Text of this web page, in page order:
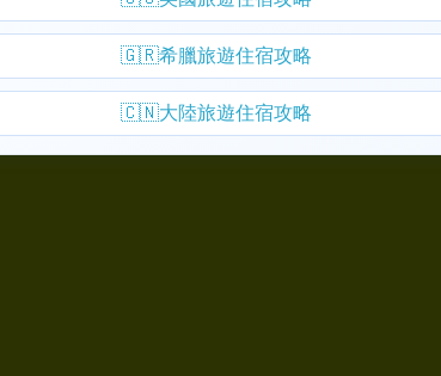
🇬🇷希臘旅遊住宿攻略
🇨🇳大陸旅遊住宿攻略